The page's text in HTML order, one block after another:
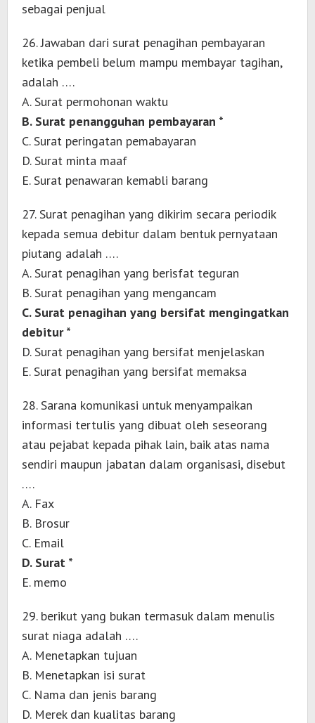
sebagai penjual
26. Jawaban dari surat penagihan pembayaran
ketika pembeli belum mampu membayar tagihan,
adalah ….
A. Surat permohonan waktu
B. Surat penangguhan pembayaran *
C. Surat peringatan pemabayaran
D. Surat minta maaf
E. Surat penawaran kemabli barang
27. Surat penagihan yang dikirim secara periodik
kepada semua debitur dalam bentuk pernyataan
piutang adalah ….
A. Surat penagihan yang berisfat teguran
B. Surat penagihan yang mengancam
C. Surat penagihan yang bersifat mengingatkan
debitur *
D. Surat penagihan yang bersifat menjelaskan
E. Surat penagihan yang bersifat memaksa
28. Sarana komunikasi untuk menyampaikan
informasi tertulis yang dibuat oleh seseorang
atau pejabat kepada pihak lain, baik atas nama
sendiri maupun jabatan dalam organisasi, disebut
….
A. Fax
B. Brosur
C. Email
D. Surat *
E. memo
29. berikut yang bukan termasuk dalam menulis
surat niaga adalah ….
A. Menetapkan tujuan
B. Menetapkan isi surat
C. Nama dan jenis barang
D. Merek dan kualitas barang